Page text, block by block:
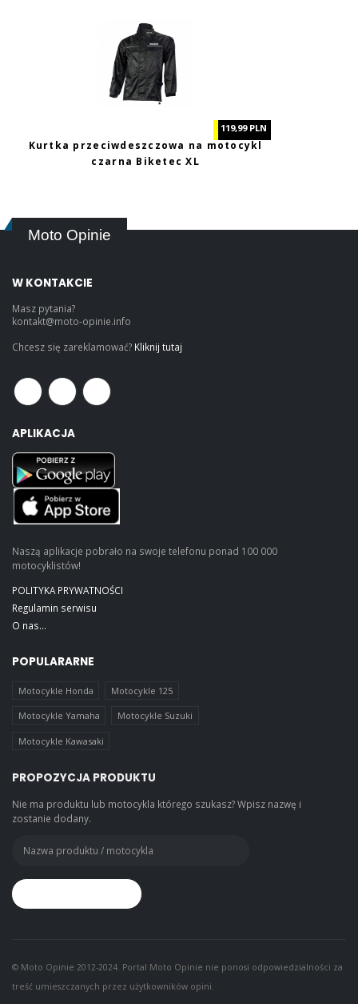
119,99 PLN
Kurtka przeciwdeszczowa na motocykl
czarna Biketec XL
Moto Opinie
W KONTAKCIE
Masz pytania?
kontakt@moto-opinie.info
Chcesz się zareklamować? Kliknij tutaj
APLIKACJA
Naszą aplikacje pobrało na swoje telefonu ponad 100 000
motocyklistów!
POLITYKA PRYWATNOŚCI
Regulamin serwisu
O nas...
POPULARARNE
Motocykle Honda Motocykle 125
Motocykle Yamaha Motocykle Suzuki
Motocykle Kawasaki
PROPOZYCJA PRODUKTU
Nie ma produktu lub motocykla którego szukasz? Wpisz nazwę i
zostanie dodany.
© Moto Opinie 2012-2024. Portal Moto Opinie nie ponosi odpowiedzialności za
treść umieszczanych przez użytkowników opini.